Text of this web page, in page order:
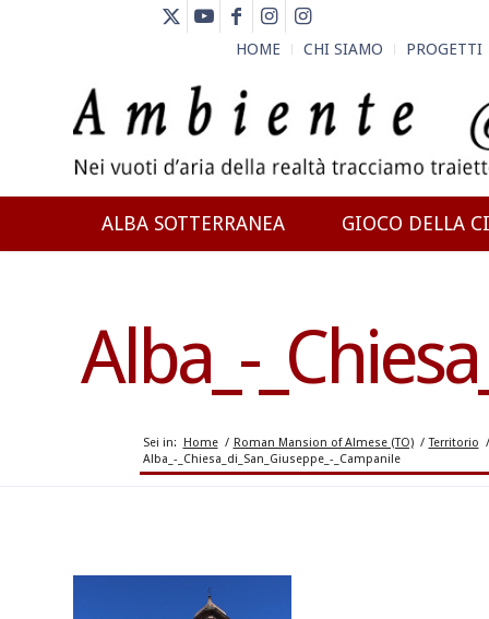
HOME CHI SIAMO PROGETTI
ALBA SOTTERRANEA GIOCO DELLA
Alba_-
Sei in: Home / Roman Mansion of Almese (TO) / Territorio /
Alba_-_Chiesa_di_San_Giuseppe_-_Campanile